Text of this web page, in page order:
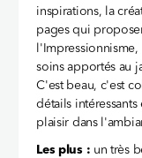
inspirations, la
pages qui
soins apportés au
C'est beau, c'est
détails
plaisir dans
Les plus : un très